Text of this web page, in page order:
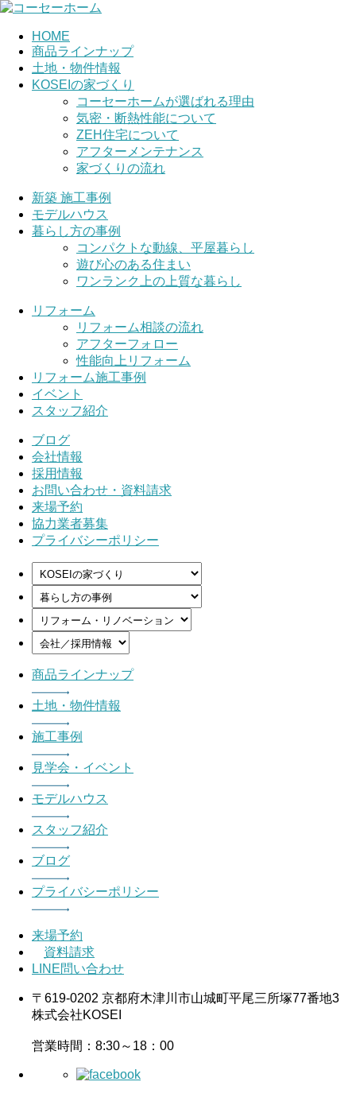
HOME
商品ラインナップ
土地・物件情報
KOSEIの家づくり
コーセーホームが選ばれる理由
気密・断熱性能について
ZEH住宅について
アフターメンテナンス
家づくりの流れ
新築 施工事例
モデルハウス
暮らし方の事例
コンパクトな動線、平屋暮らし
遊び心のある住まい
ワンランク上の上質な暮らし
リフォーム
リフォーム相談の流れ
アフターフォロー
性能向上リフォーム
リフォーム施工事例
イベント
スタッフ紹介
ブログ
会社情報
採用情報
お問い合わせ・資料請求
来場予約
協力業者募集
プライバシーポリシー
商品ラインナップ
土地・物件情報
施工事例
見学会・イベント
モデルハウス
スタッフ紹介
ブログ
プライバシーポリシー
来場予約
資料請求
LINE問い合わせ
〒619-0202 京都府木津川市山城町平尾三所塚77番地3
株式会社KOSEI
営業時間：8:30～18：00